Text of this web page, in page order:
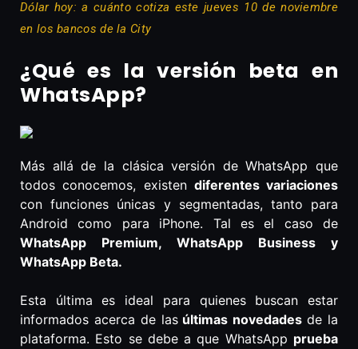
Dólar hoy: a cuánto cotiza este jueves 10 de noviembre
en los bancos de la City
¿Qué es la versión beta en
WhatsApp?
Más allá de la clásica versión de WhatsApp que
todos conocemos, existen diferentes variaciones
con funciones únicas y segmentadas, tanto para
Android como para iPhone. Tal es el caso de
WhatsApp Premium, WhatsApp Business y
WhatsApp Beta.
Esta última es ideal para quienes buscan estar
informados acerca de lasúltimas novedadesde la
plataforma. Esto se debe a que WhatsApp prueba